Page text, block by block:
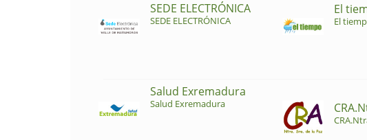
SEDE ELECTRÓNICA
SEDE ELECTRÓNICA
El
El
Salud Exremadura
Salud Exremadura